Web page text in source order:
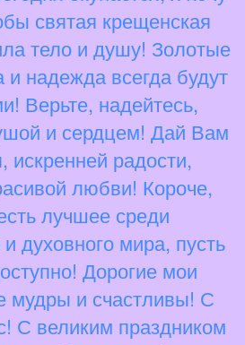
святая крещенская
тело и душу! Золотые
и надежда всегда будут
Верьте, надейтесь,
и сердцем! Дай Вам
искренней радости,
любви! Короче,
лучшее среди
духовного мира, пусть
Дорогие мои
мудры и счастливы! С
С великим праздником